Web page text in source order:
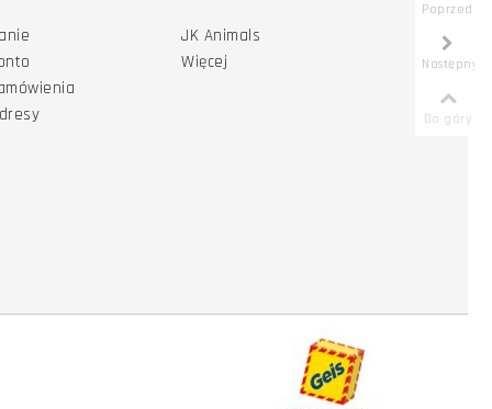
JK Animals
Więcej
Poprzedni
Następny
Do góry